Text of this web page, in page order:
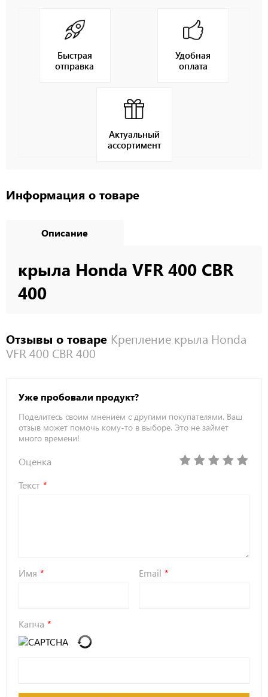
Быстрая
отправка
Удобная
оплата
Актуальный
ассортимент
Информация о товаре
Описание
крыла Honda VFR 400 CBR
400
Отзывы о товаре Крепление крыла Honda
VFR 400 CBR 400
Уже пробовали продукт?
Поделитесь своим мнением с другими покупателями. Ваш
отзыв может помочь кому-то в выборе. Это не займет
много времени!
Оценка
Текст
Имя Email
Капча